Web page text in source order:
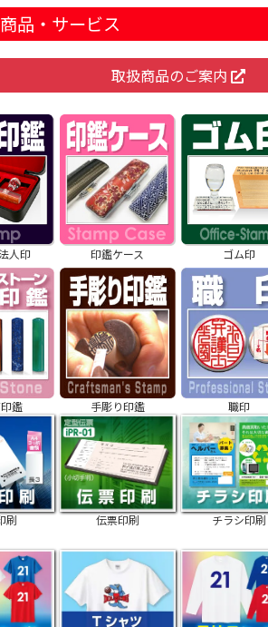
品・サービス
取扱商品のご案内
人印 印鑑ケース ゴム印
鑑 手彫り印鑑 職印
刷 伝票印刷 チラシ印刷